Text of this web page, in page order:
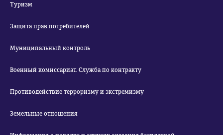
Туризм
Защита прав потребителей
Муниципальный контроль
Военный комиссариат. Служба по контракту
Противодействие терроризму и экстремизму
Земельные отношения